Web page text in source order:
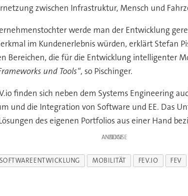
zwischen Infrastruktur, Mensch und
werde man der Entwicklung
im Kundenerlebnis würden, erklärt Stefan
Bereichen, die für die Entwicklung intelligenter
und Tools“, so Pischinger.
finden sich neben dem Systems Engineering
und die Integration von Software und EE. Das
des eigenen Portfolios aus einer Hand
ANZEIGE
SOFTWAREENTWICKLUNG MOBILITÄT FEV.IO FEV